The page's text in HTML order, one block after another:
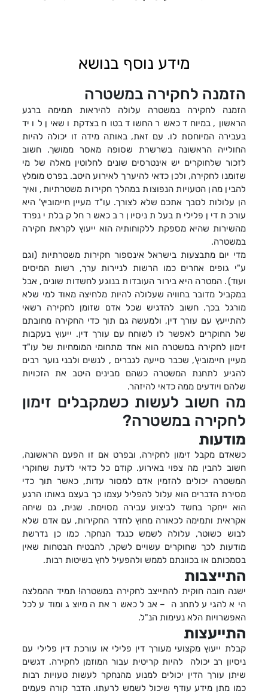
מידע נוסף בנושא
הזמנה לחקירה במשטרה
הזמנה לחקירה במשטרה עלולה להיראות תמימה ברגע
הראשון, במיוחד כאשר החשוד בטוח בצדקתו שאין לו יד
בעבירה המיוחסת לו. עם זאת, באותה מידה זו יכולה להיות
החולייה הראשונה בשרשרת שסופה מאסר ממושך. חשוב
לזכור שלחוקרים יש אינטרסים שונים לחלוטין מאלה של מי
שזומנו לחקירה, ולכן כדאי להיערך לאירוע היטב. בפרט מומלץ
להבין מהן הטעויות הנפוצות במהלך חקירות משטרתיות, ואיך
הן עלולות לסבך אתכם שלא לצורך. עו"ד מעיין חיימוביץ' היא
עורכת דין פלילית בעלת ניסיון רב כאשר חלק בלתי נפרד
מהשירות שהיא מספקת ללקוחותיה הוא ייעוץ לקראת חקירה
במשטרה.
מדי יום מתבצעות בישראל אינספור חקירות משטרתיות (וגם
ע"י גופים אחרים כמו הרשות לניירות ערך, רשות המיסים
ועוד). המטרה היא בירור העובדות בנוגע לחשדות שונים, אבל
במקביל מדובר בחוויה שעלולה להיות מלחיצה מאוד למי שלא
מורגל בכך. חשוב להדגיש שכל אדם שזומן לחקירה רשאי
להתייעץ עם עורך דין, ולמעשה גם תוך כדי החקירה מחובתם
של החוקרים לאפשר לו לשוחח עם עורך דין. ייעוץ בעקבות
זימון לחקירה במשטרה הוא אחד מתחומי המומחיות של עו"ד
מעיין חיימוביץ', שכבר סייעה לגברים , לנשים ולבני נוער רבים
להגיע לתחנת המשטרה כשהם מבינים היטב את הזכויות
שלהם ויודעים ממה כדאי להיזהר.
מה חשוב לעשות כשמקבלים זימון
לחקירה במשטרה?
מודעות
כשאדם מקבל זימון לחקירה, ובפרט אם זו הפעם הראשונה,
חשוב להבין מה צפוי באירוע. קודם כל כדאי לדעת שחוקרי
המשטרה יכולים להזמין אדם למסור עדות, כאשר תוך כדי
מסירת הדברים הוא עלול להפליל עצמו כך בעצם באותו הרגע
הוא ייחקר בחשד לביצוע עבירה מסוימת. שנית, גם שיחה
אקראית ותמימה לכאורה מחוץ לחדר החקירות, עם אדם שלא
לבוש כשוטר, עלולה לשמש כנגד הנחקר. כמו כן נדרשת
מודעות לכך שחוקרים עשויים לשקר, להבטיח הבטחות שאין
בסמכותם או בכוונתם לממש ולהפעיל לחץ בשיטות רבות.
התייצבות
ישנה חובה חוקית להתייצב לחקירה במשטרה! תמיד ההמלצה
היא להגיע לתחנה – אבל כאשר אתה מיוצג ומודע לכל
האפשרויות הלא נעימות הנ"ל.
התייעצות
קבלת ייעוץ מקצועי מעורך דין פלילי או עורכת דין פלילי עם
ניסיון רב יכולה להיות קריטית עבור המוזמן לחקירה. דגשים
שיתן עורך הדין יכולים למנוע מהנחקר לעשות טעויות רבות
כמו מתן מידע עודף שיכול לשמש לרעתו. הדבר קורה פעמים